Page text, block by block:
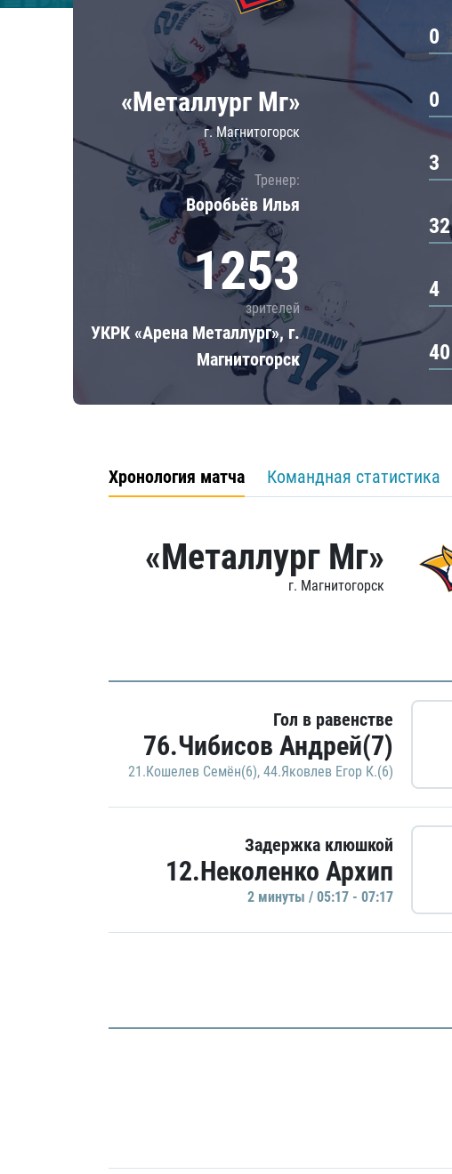
Локомотив
ЦСКА
Шанхайские Драконы
«Металлург Мг»
г. Магнитогорск
Тренер:
Воробьёв Илья
1253
зрителей
УКРК «Арена Металлург», г.
Магнитогорск
0
0
3
32
4
40
Хронология матча Командная статистика
«Металлург Мг»
г. Магнитогорск
Гол в равенстве
76.Чибисов Андрей(7)
21.Кошелев Семён(6), 44.Яковлев Егор К.(6)
Задержка клюшкой
12.Неколенко Архип
2 минуты / 05:17 - 07:17